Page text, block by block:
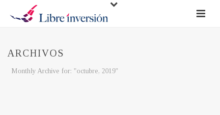
ARCHIVOS
Monthly Archive for: "octubre, 2019"